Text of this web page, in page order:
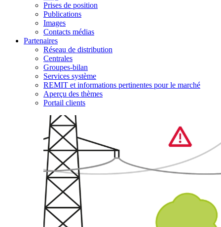
Prises de position
Publications
Images
Contacts médias
Partenaires
Réseau de distribution
Centrales
Groupes-bilan
Services système
REMIT et informations pertinentes pour le marché
Aperçu des thèmes
Portail clients